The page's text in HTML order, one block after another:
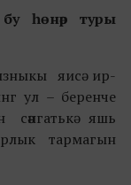
һөнәр туры
яисә ир-
ул – беренче
сәнгатькә яшь
тармагын